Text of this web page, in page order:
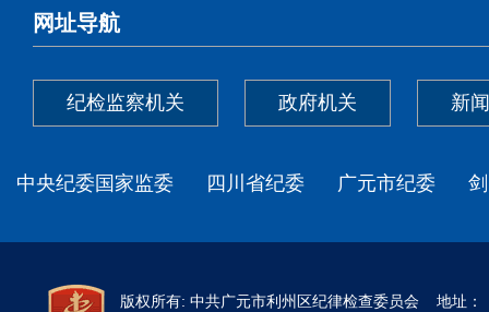
网址导航
纪检监察机关 政府机关 新
中央纪委国家监委 四川省纪委 广元市纪委
版权所有: 中共广元市利州区纪律检查委员会 地址